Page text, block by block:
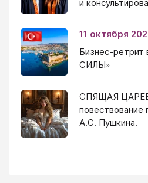
и
11 октября
Бизнес-
СИЛЫ»
СПЯЩАЯ
повествование
А.С. Пушкина.